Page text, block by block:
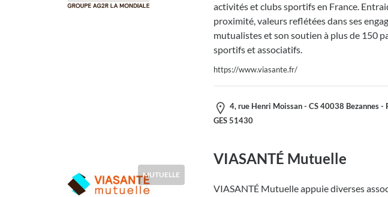
activités et clubs sportifs en France.
proximité, valeurs reflétées dans ses
mutualistes et son soutien à plus de 150
sportifs et associatifs.
https://www.viasante.fr/
4, rue Henri Moissan - CS 40038 Bezannes -
GES 51430
MUTUELLE
VIASANTÉ Mutuelle
VIASANTÉ Mutuelle appuie diverses